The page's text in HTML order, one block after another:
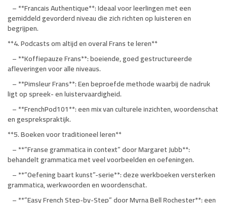
– **Francais Authentique**: Ideaal voor leerlingen met een
gemiddeld gevorderd niveau die zich richten op luisteren en
begrijpen.
**4. Podcasts om altijd en overal Frans te leren**
– **Koffiepauze Frans**: boeiende, goed gestructureerde
afleveringen voor alle niveaus.
– **Pimsleur Frans**: Een beproefde methode waarbij de nadruk
ligt op spreek- en luistervaardigheid.
– **FrenchPod101**: een mix van culturele inzichten, woordenschat
en gesprekspraktijk.
**5. Boeken voor traditioneel leren**
– **”Franse grammatica in context” door Margaret Jubb**:
behandelt grammatica met veel voorbeelden en oefeningen.
– **”Oefening baart kunst”-serie**: deze werkboeken versterken
grammatica, werkwoorden en woordenschat.
– **”Easy French Step-by-Step” door Myrna Bell Rochester**: een